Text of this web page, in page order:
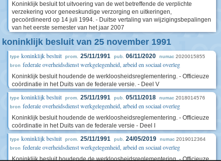
Koninklijk besluit tot uitvoering van de wet betreffende de verplichte
verzekering voor geneeskundige verzorging en uitkeringen,
gecoördineerd op 14 juli 1994. - Duitse vertaling van wijzigingsbepalingen
van het eerste semester van het jaar 2007
koninklijk besluit van 25 november 1991
type koninklijk besluit prom. 25/11/1991 pub. 06/11/2020 numac 2020015855
bron federale overheidsdienst werkgelegenheid, arbeid en sociaal overleg
Koninklijk besluit houdende de werkloosheidsreglementering. - Officieuze
coördinatie in het Duits van de federale versie. - Deel V
type koninklijk besluit prom. 25/11/1991 pub. 05/11/2018 numac 2018014576
bron federale overheidsdienst werkgelegenheid, arbeid en sociaal overleg
Koninklijk besluit houdende de werkloosheidsreglementering. - Officieuze
coördinatie in het Duits van de federale versie - Deel I
type koninklijk besluit prom. 25/11/1991 pub. 24/05/2019 numac 2019012364
bron federale overheidsdienst werkgelegenheid, arbeid en sociaal overleg
Koninklijk besluit houdende de werkloosheidsreglementering. - Officieuze